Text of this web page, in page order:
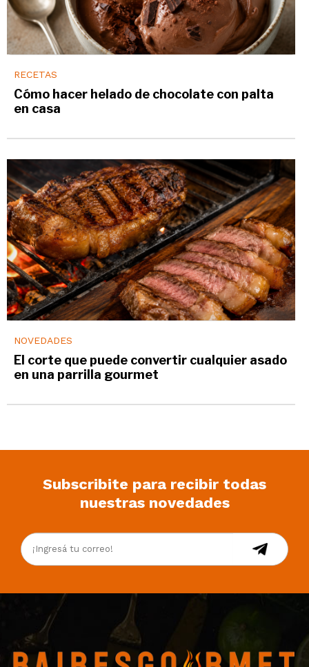
RECETAS
Cómo hacer helado de chocolate con palta
en casa
NOVEDADES
El corte que puede convertir cualquier asado
en una parrilla gourmet
Subscribite para recibir todas
nuestras novedades